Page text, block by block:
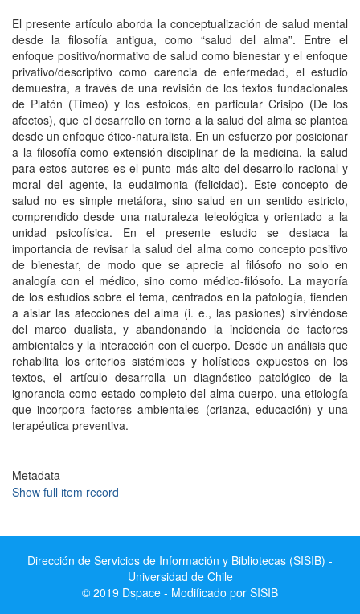
El presente artículo aborda la conceptualización de salud mental
desde la filosofía antigua, como “salud del alma”. Entre el
enfoque positivo/normativo de salud como bienestar y el enfoque
privativo/descriptivo como carencia de enfermedad, el estudio
demuestra, a través de una revisión de los textos fundacionales
de Platón (Timeo) y los estoicos, en particular Crisipo (De los
afectos), que el desarrollo en torno a la salud del alma se plantea
desde un enfoque ético-naturalista. En un esfuerzo por posicionar
a la filosofía como extensión disciplinar de la medicina, la salud
para estos autores es el punto más alto del desarrollo racional y
moral del agente, la eudaimonia (felicidad). Este concepto de
salud no es simple metáfora, sino salud en un sentido estricto,
comprendido desde una naturaleza teleológica y orientado a la
unidad psicofísica. En el presente estudio se destaca la
importancia de revisar la salud del alma como concepto positivo
de bienestar, de modo que se aprecie al filósofo no solo en
analogía con el médico, sino como médico-filósofo. La mayoría
de los estudios sobre el tema, centrados en la patología, tienden
a aislar las afecciones del alma (i. e., las pasiones) sirviéndose
del marco dualista, y abandonando la incidencia de factores
ambientales y la interacción con el cuerpo. Desde un análisis que
rehabilita los criterios sistémicos y holísticos expuestos en los
textos, el artículo desarrolla un diagnóstico patológico de la
ignorancia como estado completo del alma-cuerpo, una etiología
que incorpora factores ambientales (crianza, educación) y una
terapéutica preventiva.
Metadata
Show full item record
Dirección de Servicios de Información y Bibliotecas (SISIB) -
Universidad de Chile
© 2019 Dspace - Modificado por SISIB